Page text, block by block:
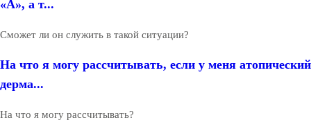
«А», а т...
Сможет ли он служить в такой ситуации?
На что я могу рассчитывать, если у меня атопический
дерма...
На что я могу рассчитывать?